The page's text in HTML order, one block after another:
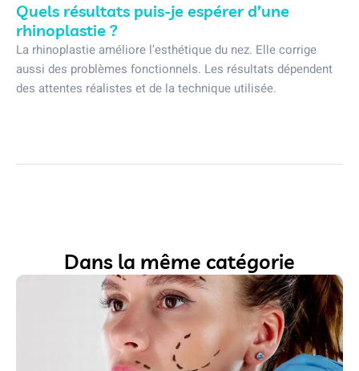
Quels résultats puis-je espérer d’une
rhinoplastie ?
La rhinoplastie améliore l’esthétique du nez. Elle corrige
aussi des problèmes fonctionnels. Les résultats dépendent
des attentes réalistes et de la technique utilisée.
Dans la même catégorie